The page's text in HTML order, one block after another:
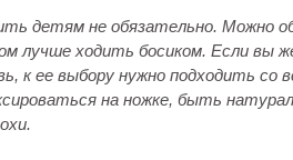
детям не обязательно. Можно
лучше ходить босиком. Если вы
к ее выбору нужно подходить со
на ножке, быть